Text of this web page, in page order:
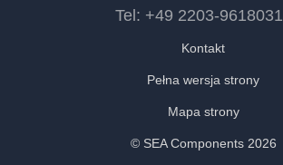
Tel: +49 2203-9618031
Kontakt
Pełna wersja strony
Mapa strony
© SEA Components 2026